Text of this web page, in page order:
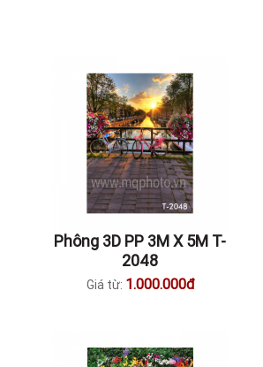
Phông 3D PP 3M X 5M T-
2048
Giá từ: 1.000.000đ